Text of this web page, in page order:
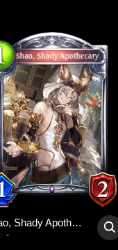
Shao, Shady Apothecary
: -